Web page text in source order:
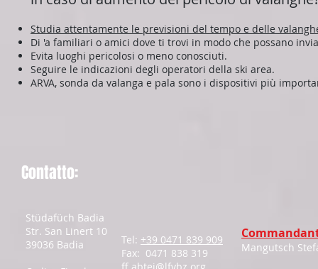
Studia attentamente le previsioni del tempo e delle
Di 'a familiari o amici dove ti trovi in ​​modo che possano
Evita luoghi pericolosi o meno conosciuti.
Seguire le indicazioni degli operatori della ski area.
ARVA, sonda da valanga e pala sono i dispositivi più
Contatto:
Stüdafüch Badia
Str. San Linert 10
39036 Badia
Tel: +39 0471 839 909
Fax: 0471 838 319
Mangutsch